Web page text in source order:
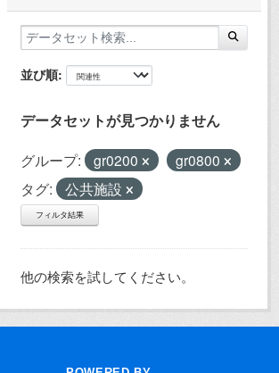
並び順
データセットが見つかりません
グループ: gr0200
gr0800
タグ:
公共施設
フィルタ結果
他の検索を試してください。